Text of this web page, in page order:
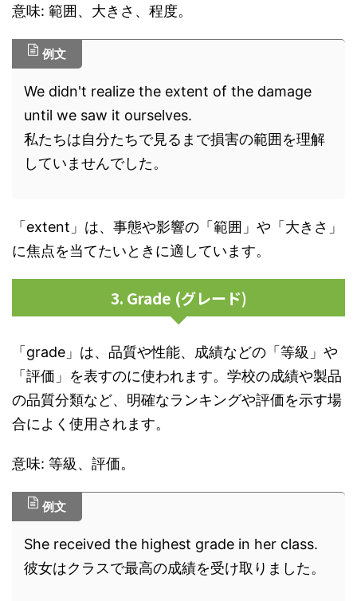
意味: 範囲、大きさ、程度。
例文
We didn't realize the extent of the damage
until we saw it ourselves.
私たちは自分たちで見るまで損害の範囲を理解
していませんでした。
「extent」は、事態や影響の「範囲」や「大きさ」
に焦点を当てたいときに適しています。
3. Grade (グレード)
「grade」は、品質や性能、成績などの「等級」や
「評価」を表すのに使われます。学校の成績や製品
の品質分類など、明確なランキングや評価を示す場
合によく使用されます。
意味: 等級、評価。
例文
She received the highest grade in her class.
彼女はクラスで最高の成績を受け取りました。